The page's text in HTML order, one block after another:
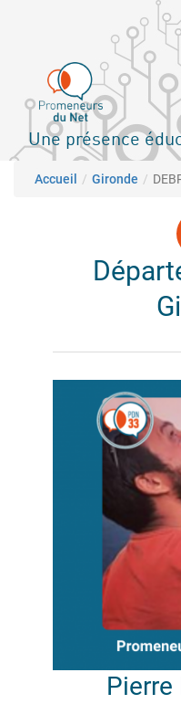
principal
Une présence
Fil d'Ariane
Accueil Gironde
Pierre